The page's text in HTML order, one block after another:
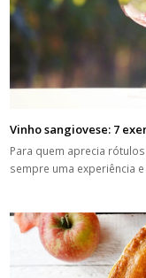
Vinho sangiovese: 7
Para quem aprecia
sempre uma experiência